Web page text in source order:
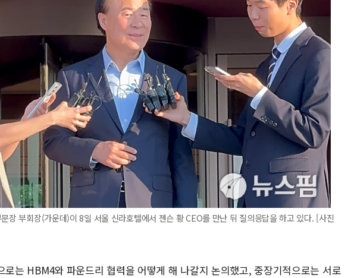
장 부회장(가운데)이 8일 서울 신라호텔에서 젠슨 황 CEO를 만난 뒤 질의응답을 하고 있다. [사진
로는 HBM4와 파운드리 협력을 어떻게 해 나갈지 논의했고, 중장기적으로는 서로